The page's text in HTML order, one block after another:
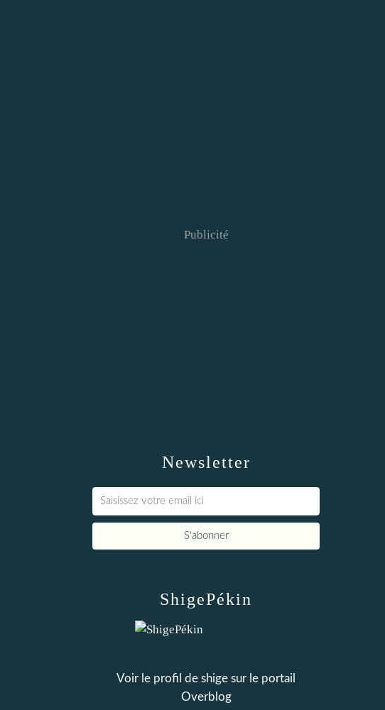
Newsletter
Publicité
ShigePékin
Voir le profil de shige sur le portail
Overblog